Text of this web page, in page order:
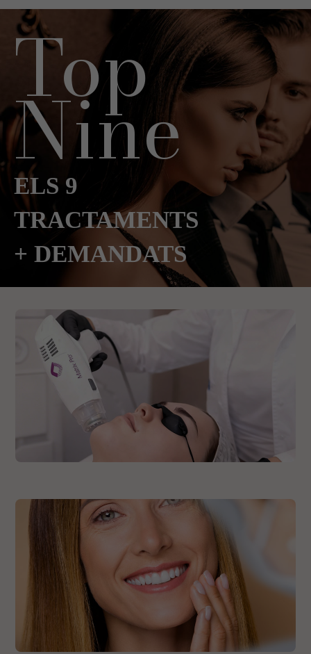
Top
Nine
ELS 9
TRACTAMENTS
+ DEMANDATS